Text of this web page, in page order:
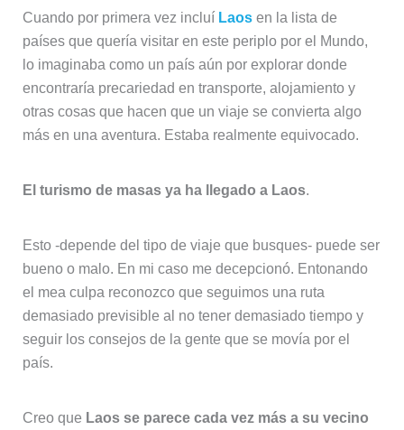
Cuando por primera vez incluí Laos en la lista de
países que quería visitar en este periplo por el Mundo,
lo imaginaba como un país aún por explorar donde
encontraría precariedad en transporte, alojamiento y
otras cosas que hacen que un viaje se convierta algo
más en una aventura. Estaba realmente equivocado.
El turismo de masas ya ha llegado a Laos.
Esto -depende del tipo de viaje que busques- puede ser
bueno o malo. En mi caso me decepcionó. Entonando
el mea culpa reconozco que seguimos una ruta
demasiado previsible al no tener demasiado tiempo y
seguir los consejos de la gente que se movía por el
país.
Creo que Laos se parece cada vez más a su vecino